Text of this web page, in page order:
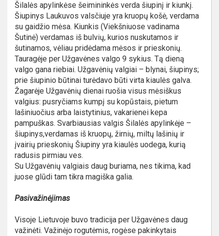
Šilalės apylinkėse šeimininkės verda šiupinį ir kiunkį.
Šiupinys Laukuvos valsčiuje yra kruopų košė, verdama
su gaidžio mėsa. Kiunkis (Viekšniuose vadinama
Šutinė) verdamas iš bulvių, kurios nuskutamos ir
šutinamos, vėliau pridėdama mėsos ir prieskonių.
Tauragėje per Užgavėnes valgo 9 sykius. Tą dieną
valgo gana riebiai. Užgavėnių valgiai – blynai, šiupinys;
prie šiupinio būtinai turėdavo būti virta kiaulės galva.
Žagarėje Užgavėnių dienai ruošia visus mėsiškus
valgius: pusryčiams kumpį su kopūstais, pietum
lašiniuočius arba laistytinius, vakarienei kepa
pampuškas. Svarbiausias valgis Šilalės apylinkėje –
šiupinys,verdamas iš kruopų, žirnių, miltų lašinių ir
įvairių prieskonių Šiupiny yra kiaulės uodega, kurią
radusis pirmiau ves.
Su Užgavėnių valgiais daug buriama, nes tikima, kad
juose glūdi tam tikra magiška galia.
Pasivažinėjimas
Visoje Lietuvoje buvo tradicija per Užgavėnes daug
važinėti. Važinėjo rogutėmis, rogėse pakinkytais